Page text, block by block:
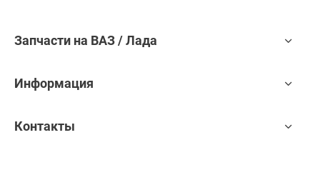
Запчасти на ВАЗ / Лада
Информация
Контакты